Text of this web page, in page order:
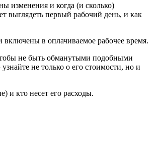
изменения и когда (и сколько)
выглядеть первый рабочий день, и как
в оплачиваемое рабочее время.
не быть обманутыми подобными
не только о его стоимости, но и
и кто несет его расходы.